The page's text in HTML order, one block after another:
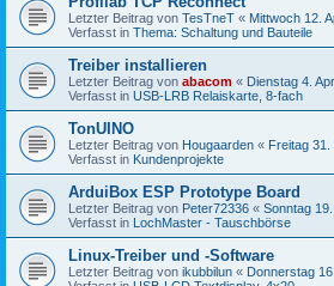
Letzter Beitrag von TesTneT « Mittwoch 12.
Verfasst in Thema: Schaltung und Bauteile
Treiber installieren
Letzter Beitrag von abacom « Dienstag 4.
Verfasst in USB-LRB Relaiskarte, 8-fach
TonUINO
Letzter Beitrag von Hougaarden « Freitag
Verfasst in Kundenprojekte
ArduiBox ESP Prototype Board
Letzter Beitrag von Peter72336 « Sonntag
Verfasst in LochMaster - Tauschbörse
Linux-Treiber und -Software
Letzter Beitrag von ikubbilun « Donnerstag